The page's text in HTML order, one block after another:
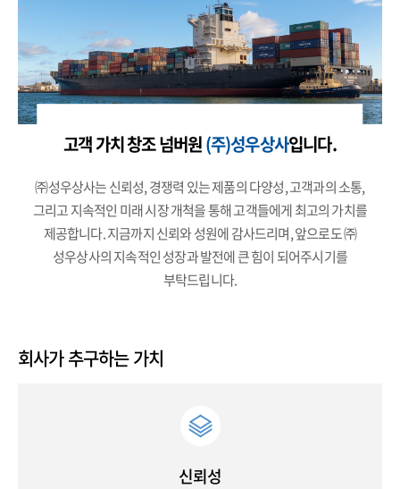
고객 가치 창조 넘버원(주)성우상사입니다.
㈜성우상사는 신뢰성, 경쟁력 있는 제품의 다양성, 고객과의 소통,
그리고 지속적인 미래 시장 개척을 통해 고객들에게 최고의 가치를
제공합니다.지금까지 신뢰와 성원에 감사드리며, 앞으로도 ㈜
성우상사의 지속적인 성장과 발전에 큰 힘이 되어주시기를
부탁드립니다.
회사가 추구하는 가치
신뢰성